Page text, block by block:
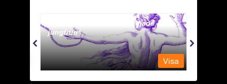
Andromeda - Den fastkedjade
jungfrun
Visa